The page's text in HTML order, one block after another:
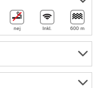
nej Inkl. 600 m